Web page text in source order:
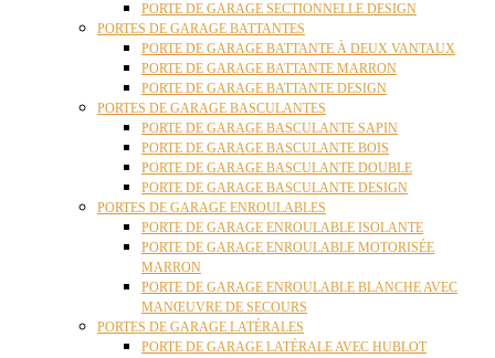
PORTE DE GARAGE SECTIONNELLE DESIGN
PORTES DE GARAGE BATTANTES
PORTE DE GARAGE BATTANTE À DEUX VANTAUX
PORTE DE GARAGE BATTANTE MARRON
PORTE DE GARAGE BATTANTE DESIGN
PORTES DE GARAGE BASCULANTES
PORTE DE GARAGE BASCULANTE SAPIN
PORTE DE GARAGE BASCULANTE BOIS
PORTE DE GARAGE BASCULANTE DOUBLE
PORTE DE GARAGE BASCULANTE DESIGN
PORTES DE GARAGE ENROULABLES
PORTE DE GARAGE ENROULABLE ISOLANTE
PORTE DE GARAGE ENROULABLE MOTORISÉE
MARRON
PORTE DE GARAGE ENROULABLE BLANCHE AVEC
MANŒUVRE DE SECOURS
PORTES DE GARAGE LATÉRALES
PORTE DE GARAGE LATÉRALE AVEC HUBLOT